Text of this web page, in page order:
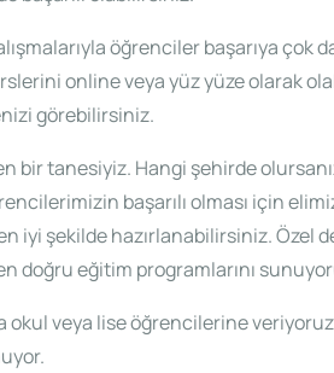
öğrenciler başarıya çok
online veya yüz yüze olarak
görebilirsiniz.
bir tanesiyiz. Hangi şehirde
başarılı olması için
iyi şekilde hazırlanabilirsiniz.
doğru eğitim programlarını
veya lise öğrencilerine